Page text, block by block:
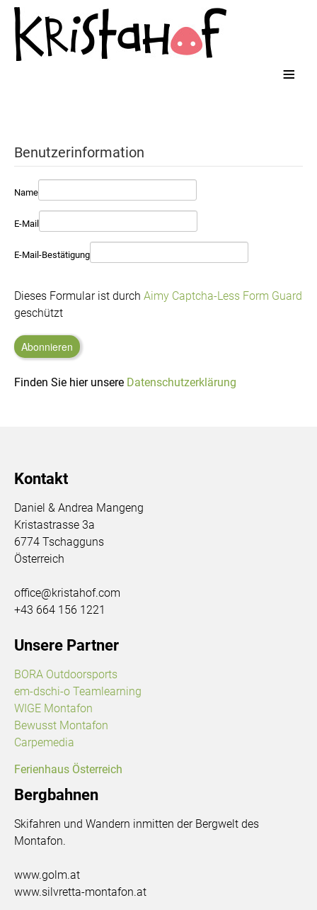
≡
Benutzerinformation
Name
E-Mail
E-Mail-Bestätigung
Dieses Formular ist durch Aimy Captcha-Less Form Guard
geschützt
Finden Sie hier unsere Datenschutzerklärung
Kontakt
Daniel & Andrea Mangeng
Kristastrasse 3a
6774 Tschagguns
Österreich
office@kristahof.com
+43 664 156 1221
Unsere Partner
BORA Outdoorsports
em-dschi-o Teamlearning
WIGE Montafon
Bewusst Montafon
Carpemedia
Ferienhaus Österreich
Bergbahnen
Skifahren und Wandern inmitten der Bergwelt des
Montafon.
www.golm.at
www.silvretta-montafon.at